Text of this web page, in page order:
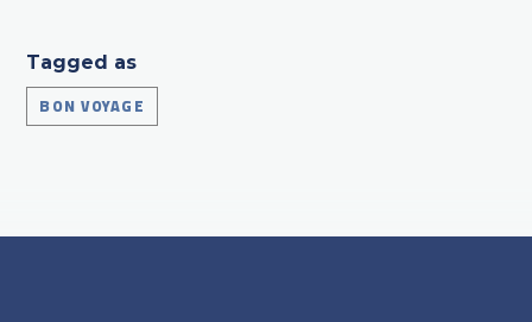
Tagged as
BON VOYAGE